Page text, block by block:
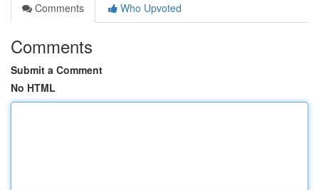
Comments
Who Upvoted
Comments
Submit a Comment
No HTML